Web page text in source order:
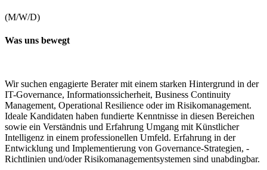
(M/W/D)
Was uns bewegt
Wir suchen engagierte Berater mit einem starken Hintergrund in der
IT-Governance, Informationssicherheit, Business Continuity
Management, Operational Resilience oder im Risikomanagement.
Ideale Kandidaten haben fundierte Kenntnisse in diesen Bereichen
sowie ein Verständnis und Erfahrung Umgang mit Künstlicher
Intelligenz in einem professionellen Umfeld. Erfahrung in der
Entwicklung und Implementierung von Governance-Strategien, -
Richtlinien und/oder Risikomanagementsystemen sind unabdingbar.